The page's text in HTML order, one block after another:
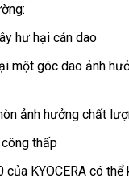
hư hại cán dao
một góc dao ảnh
ảnh hưởng chất
thấp
của KYOCERA có